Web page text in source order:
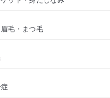
眉毛・まつ毛